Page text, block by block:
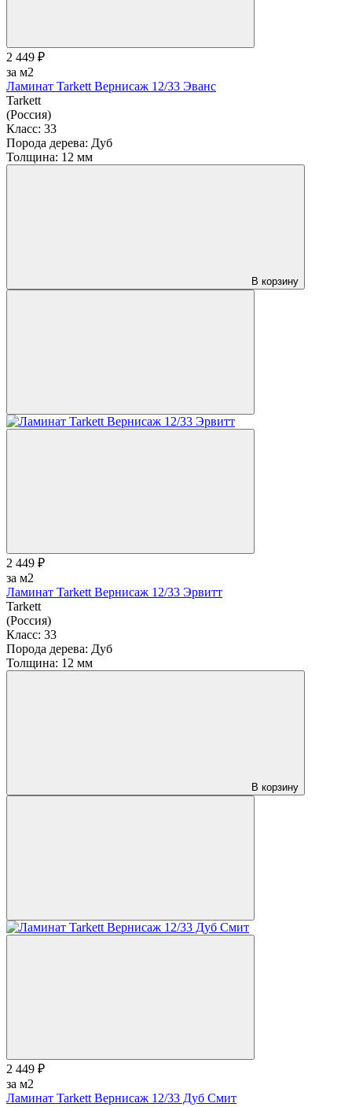
2 449 ₽
за м2
Ламинат Tarkett Вернисаж 12/33 Эванс
Tarkett
(Россия)
Класс: 33
Порода дерева: Дуб
Толщина: 12 мм
В корзину
2 449 ₽
за м2
Ламинат Tarkett Вернисаж 12/33 Эрвитт
Tarkett
(Россия)
Класс: 33
Порода дерева: Дуб
Толщина: 12 мм
В корзину
2 449 ₽
за м2
Ламинат Tarkett Вернисаж 12/33 Дуб Смит